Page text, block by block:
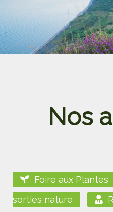
Nos
Foire aux Plantes
sorties nature